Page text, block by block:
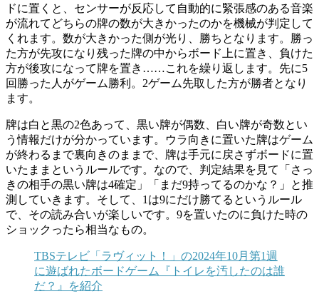
ドに置くと、センサーが反応して自動的に緊張感のある音楽
が流れてどちらの牌の数が大きかったのかを機械が判定して
くれます。数が大きかった側が光り、勝ちとなります。勝っ
た方が先攻になり残った牌の中からボード上に置き、負けた
方が後攻になって牌を置き……これを繰り返します。先に5
回勝った人がゲーム勝利。2ゲーム先取した方が勝者となり
ます。
牌は白と黒の2色あって、黒い牌が偶数、白い牌が奇数とい
う情報だけが分かっています。ウラ向きに置いた牌はゲーム
が終わるまで裏向きのままで、牌は手元に戻さずボードに置
いたままというルールです。なので、判定結果を見て「さっ
きの相手の黒い牌は4確定」「まだ9持ってるのかな？」と推
測していきます。そして、1は9にだけ勝てるというルール
で、その読み合いが楽しいです。9を置いたのに負けた時の
ショックったら相当なもの。
TBSテレビ「ラヴィット！」の2024年10月第1週
に遊ばれたボードゲーム『トイレを汚したのは誰
だ？』を紹介